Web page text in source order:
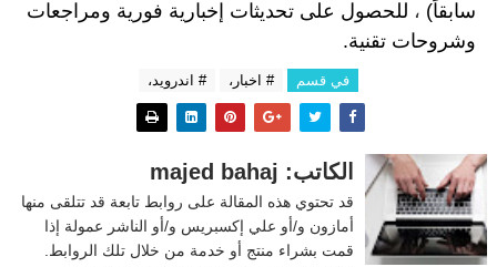
سابقاً) ، للحصول على تحديثات إخبارية فورية ومراجعات
وشروحات تقنية.
في قسم # اخبار، # اندرويد،
الكاتب: majed bahaj
قد تحتوي هذه المقالة على روابط تابعة قد تتلقى منها
أمازون و/أو علي إكسبريس و/أو الناشر عمولة إذا
قمت بشراء منتج أو خدمة من خلال تلك الروابط.